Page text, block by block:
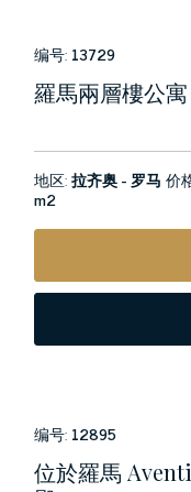
编号: 13729
羅馬兩層樓公
地区:拉齐奥 - 罗马 价
m2
编号: 12895
位於羅馬